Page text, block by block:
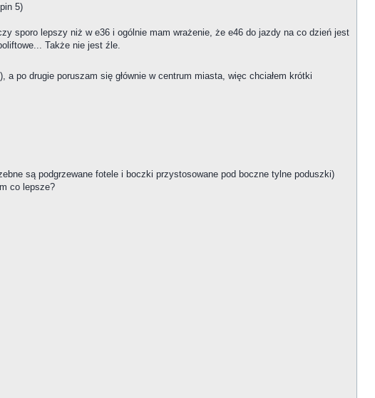
5)
sporo lepszy niż w e36 i ogólnie mam wrażenie, że e46 do jazdy na co dzień jest
Także nie jest źle.
), a po drugie poruszam się głównie w centrum miasta, więc chciałem krótki
są podgrzewane fotele i boczki przystosowane pod boczne tylne poduszki)
co lepsze?